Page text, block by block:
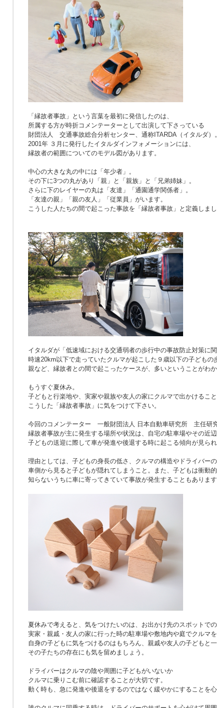
「縁故者事故」という言葉を最初に発信したのは、
所属する方が時折コメンテーターとして出演して下さっている
財団法人 交通事故総合分析センター、通称ITARDA（イタルダ）
2001年 ３月に発行したイタルダインフォメーションには、
縁故者の範囲についてのモデル図があります。
中心の大きな丸の中には「年少者」。
その下に3つの丸があり「親」と「親族」と「兄弟姉妹」。
さらに下のレイヤーの丸は「友達」「通園通学関係者」。
「友達の親」「親の友人」「従業員」がいます。
こうした人たちの間で起こった事故を「縁故者事故」と定義しま
イタルダが「低速域における交通弱者の歩行中の事故防止対策に
時速20km以下で走っていたクルマが起こした９歳以下の子どもの
親など、縁故者との間で起こったケースが、多いということがわ
もうすぐ夏休み。
子どもと行楽地や、実家や親族や友人の家にクルマで出かけるこ
こうした「縁故者事故」に気をつけて下さい。
今回のコメンテーター 一般財団法人 日本自動車研究所 主任研
縁故者事故が主に発生する場所や状況は、自宅の駐車場やその近
子どもの送迎に際して車が発進や後退する時に起こる傾向が見ら
理由としては、子どもの身長の低さ、クルマの構造やドライバー
車側から見ると子どもが隠れてしまうこと。また、子どもは衝動
知らないうちに車に寄ってきていて事故が発生することもありま
夏休みで考えると、気をつけたいのは、お出かけ先のスポットで
実家・親戚・友人の家に行った時の駐車場や敷地内や庭でクルマ
自身の子どもに気をつけるのはもちろん、親戚や友人の子どもと
その子たちの存在にも気を留めましょう。
ドライバーはクルマの陰や周囲に子どもがいないか
クルマに乗りこむ前に確認することが大切です。
動く時も、急に発進や後退をするのではなく緩やかにすることを